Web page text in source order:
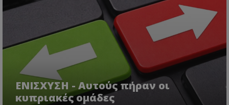
ΕΝΙΣΧΥΣΗ - Αυτούς πήραν οι
κυπριακές ομάδες